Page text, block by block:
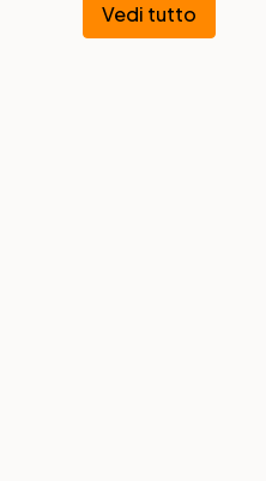
Vedi tutto